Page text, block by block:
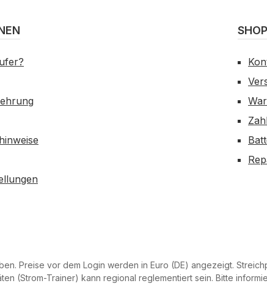
Preise vor dem Login werden in Euro (DE) angezeigt.
(Strom-Trainer) kann regional reglementiert sein. Bitte